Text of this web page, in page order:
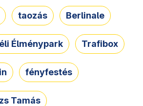
taozás Berlinale
Élménypark Trafibox
fényfestés
Tamás